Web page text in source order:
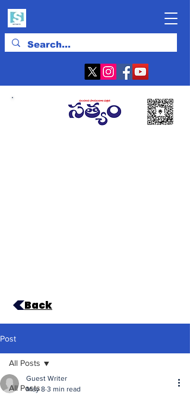
Back
Post
All Posts
All Posts
Guest Writer
May 8 3 min read